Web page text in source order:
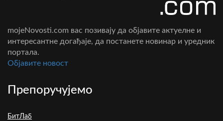
mojeNovosti.com вас позивају да објавите актуелне и
интересантне догађаје, да постанете новинар и уредник
портала.
Oбјавите новост
Препоручујемо
БитЛаб